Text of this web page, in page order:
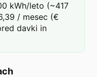
kWh/leto (~417
/ mesec (€
davki in